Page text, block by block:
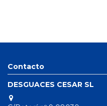
Contacto
DESGUACES CESAR SL